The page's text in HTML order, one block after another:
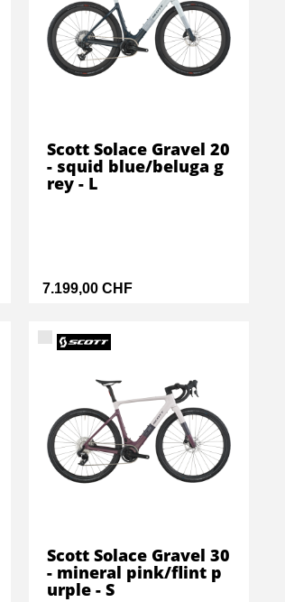
7.199,00 CHF
Scott Solace Gravel 20
- squid blue/beluga g
rey - L
Scott Solace Gravel 30
- mineral pink/flint p
urple - S